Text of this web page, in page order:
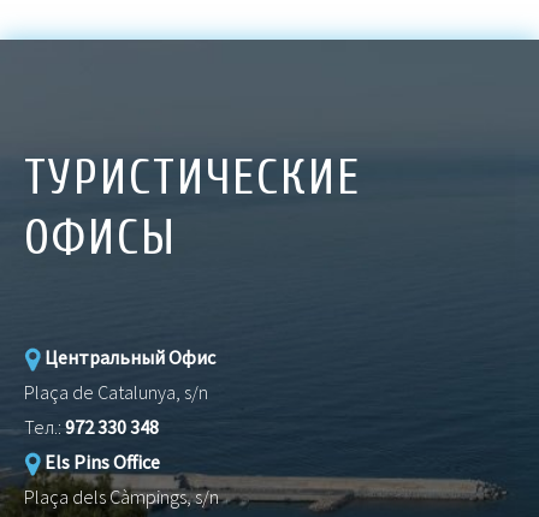
ТУРИСТИЧЕСКИЕ
ОФИСЫ
Центральный Офис
Plaça de Catalunya, s/n
Тел.:972 330 348
Els Pins Office
Plaça dels Càmpings, s/n